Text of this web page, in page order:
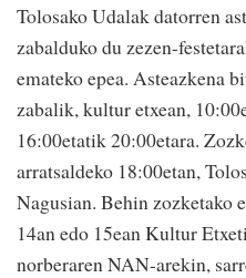
Tolosako Udalak datorren
zabalduko du zezen-
emateko epea. Asteazkena
zabalik, kultur etxean,
16:00etatik 20:00etara.
arratsaldeko 18:00etan,
Nagusian. Behin zozketako
14an edo 15ean Kultur
norberaren NAN-arekin,